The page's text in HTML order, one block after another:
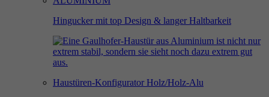
Hingucker mit top Design & langer Haltbarkeit
Haustüren-Konfigurator Holz/Holz-Alu